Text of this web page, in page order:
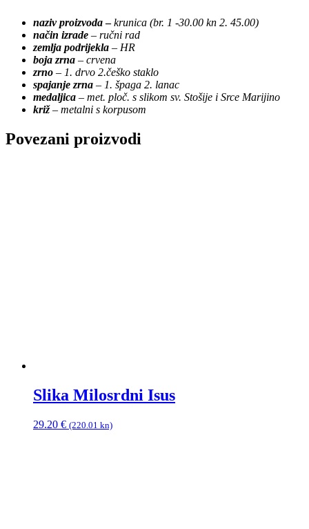
naziv proizvoda–krunica (br. 1 -30.00 kn 2. 45.00)
način izrade – ručni rad
zemlja podrijekla – HR
boja zrna – crvena
zrno – 1. drvo 2.češko staklo
spajanje zrna – 1. špaga 2. lanac
medaljica – met. ploč. s slikom sv. Stošije i Srce Marijino
križ– metalni s korpusom
Povezani proizvodi
Slika Milosrdni Isus
29.20 € (220.01 kn)